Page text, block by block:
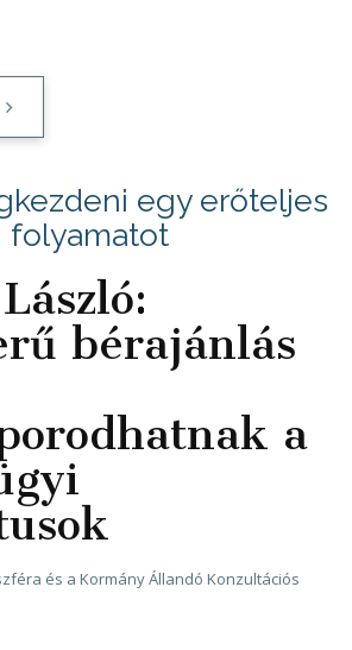
egy erőteljes
folyamatot
bérajánlás
a
és a Kormány Állandó Konzultációs